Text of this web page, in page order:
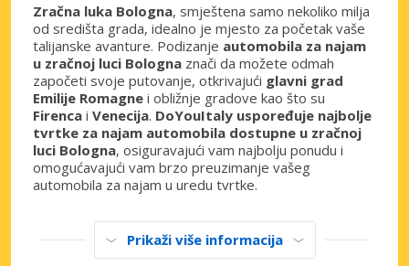
Zračna luka Bologna, smještena samo nekoliko milja
od središta grada, idealno je mjesto za početak vaše
talijanske avanture. Podizanje automobila za najam
u zračnoj luci Bologna znači da možete odmah
započeti svoje putovanje, otkrivajući glavni grad
Emilije Romagne i obližnje gradove kao što su
Firenca i Venecija. DoYouItaly uspoređuje najbolje
tvrtke za najam automobila dostupne u zračnoj
luci Bologna, osiguravajući vam najbolju ponudu i
omogućavajući vam brzo preuzimanje vašeg
automobila za najam u uredu tvrtke.
Prikaži više informacija